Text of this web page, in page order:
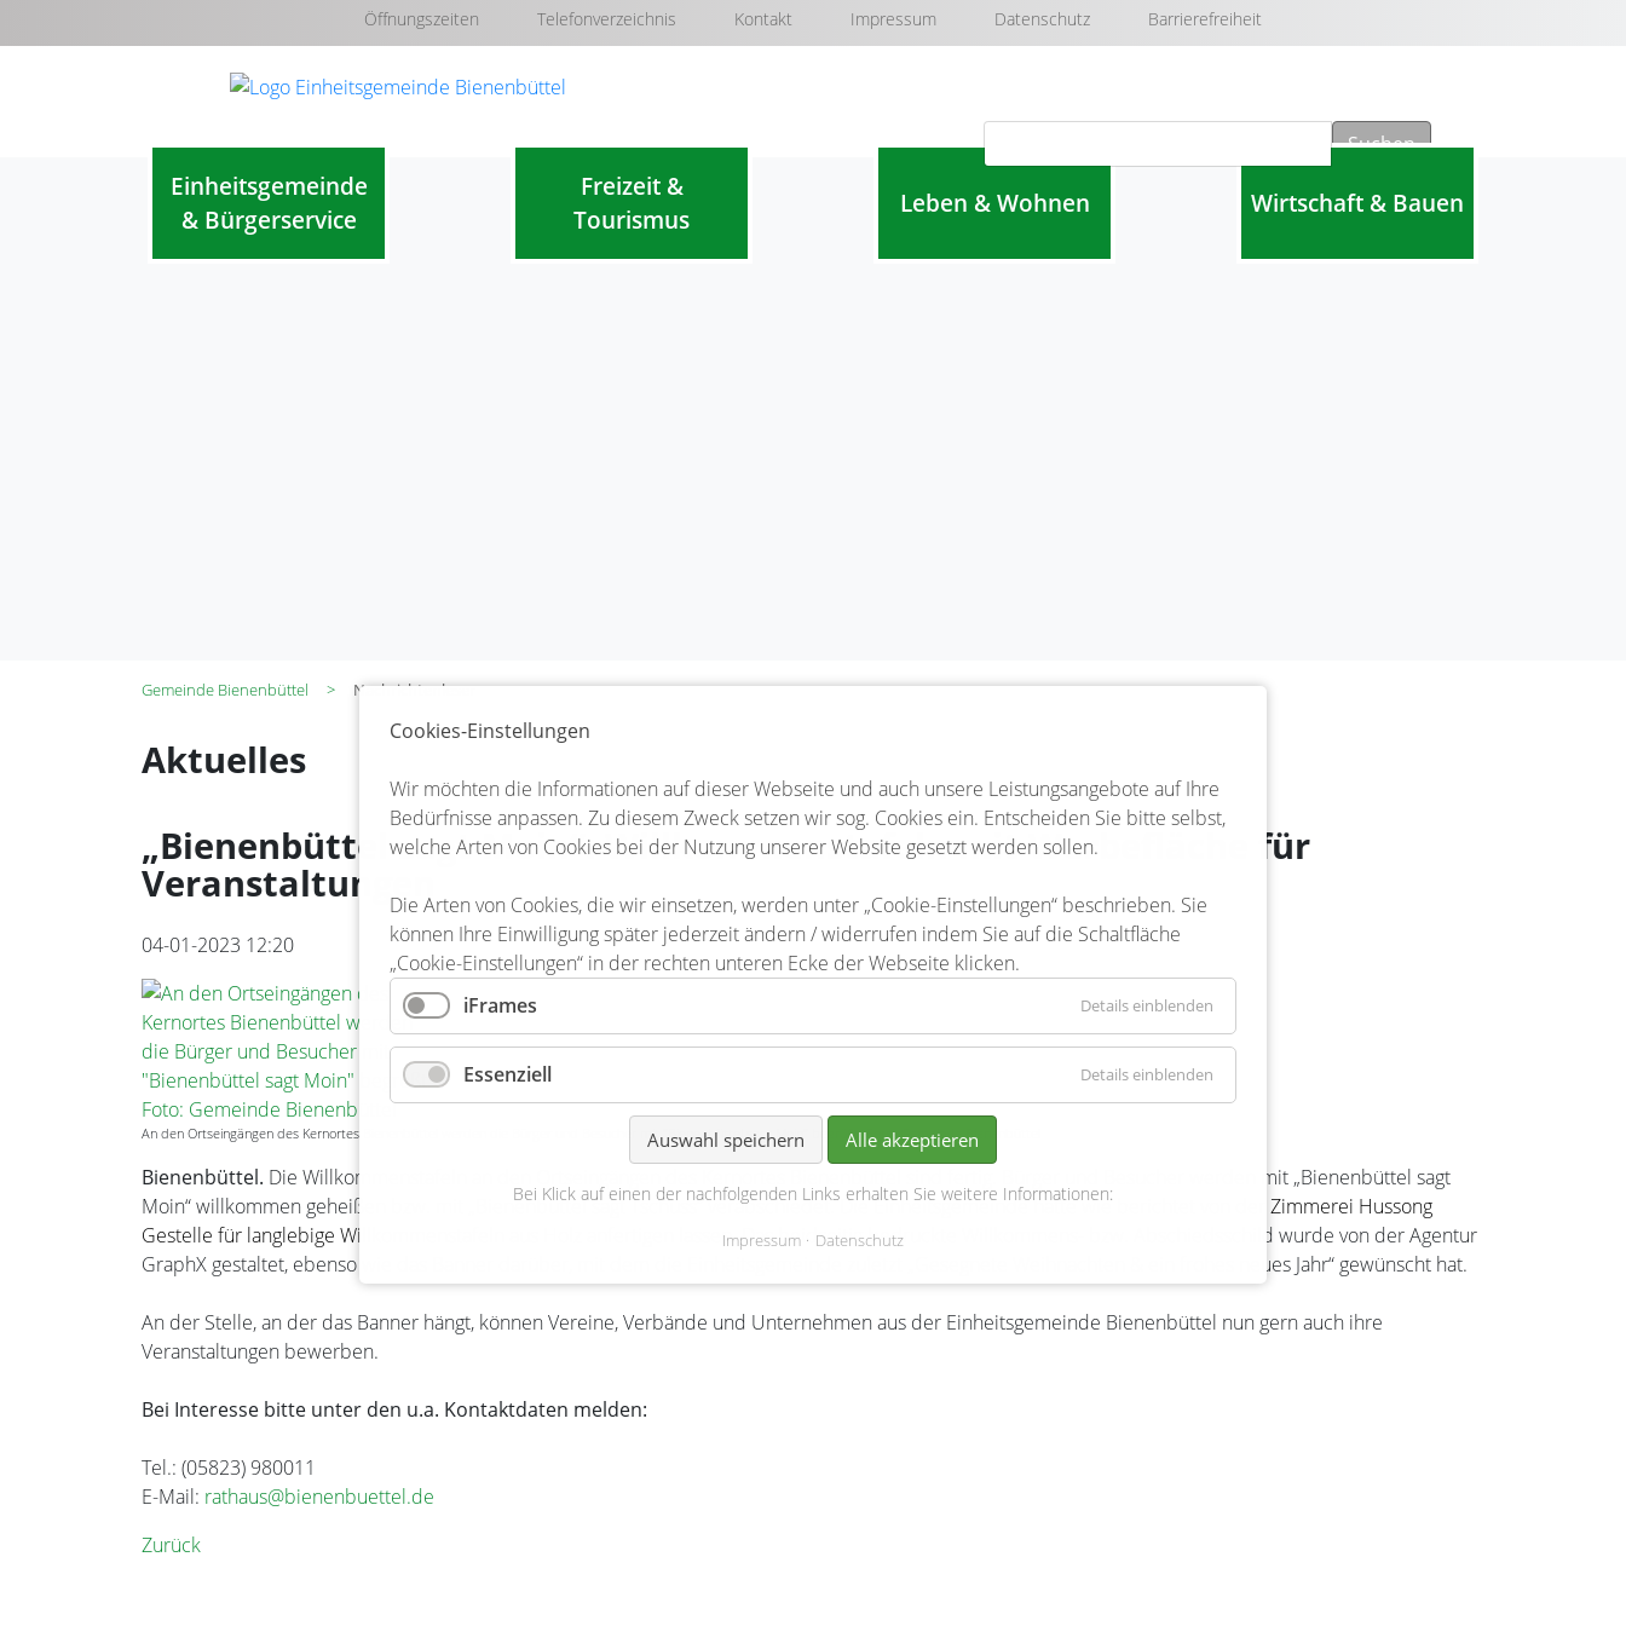
Öffnungszeiten Telefonverzeichnis Kontakt Impressum Datenschutz Barrierefreiheit
Suchen
Einheitsgemeinde
& Bürgerservice
Freizeit &
Tourismus
Leben & Wohnen Wirtschaft & Bauen
Gemeinde Bienenbüttel Nachrichtenleser
Aktuelles
„Bienenbüttel sagt Moin“: Willkommenstafeln mit Werbefläche für
Veranstaltungen
04-01-2023 12:20
An den Ortseingängen des Kernortes Bienenbüttel werden die Bürger und Besucher mit "Bienenbüttel sagt Moin" begrüßt. Foto: Gemeinde Bienenbüttel
Bienenbüttel. Die Willkommenstafeln an den Ortseingängen des Kernortes Bienenbüttel sind fertig. Bürger und Besucher werden mit „Bienenbüttel sagt
Moin“ willkommen geheißen bzw. mit „Bienenbüttel sagt Tschüss“ verabschiedet.Die Einheitsgemeinde hatte wie berichtet von der Zimmerei Hussong
Gestelle für langlebige Willkommenstafeln aus
Holz anfertigen lassen. Das beidseitig bedruckte Willkommens- bzw. Abschiedsschild wurde von der Agentur
GraphX gestaltet, ebenso wie das Banner darüber, mit dem die Einheitsgemeinde zuletzt „Gesegnete Weihnachten & ein frohes neues Jahr“ gewünscht hat.
An der Stelle, an der das Banner hängt, können Vereine, Verbände und Unternehmen aus der Einheitsgemeinde Bienenbüttel nun gern auch ihre
Veranstaltungen bewerben.
Bei Interesse bitte unter den u.a. Kontaktdaten melden:
Tel.: (05823) 980011
E-Mail: rathaus@bienenbuettel.de
Zurück
Cookies-Einstellungen
Wir möchten die Informationen auf dieser Webseite und auch unsere Leistungsangebote auf Ihre
Bedürfnisse anpassen. Zu diesem Zweck setzen wir sog. Cookies ein. Entscheiden Sie bitte selbst,
welche Arten von Cookies bei der Nutzung unserer Website gesetzt werden sollen.
Die Arten von Cookies, die wir einsetzen, werden unter „Cookie-Einstellungen“ beschrieben. Sie
können Ihre Einwilligung später jederzeit ändern / widerrufen indem Sie auf die Schaltfläche
„Cookie-Einstellungen“ in der rechten unteren Ecke der Webseite klicken.
iFrames
Details einblenden
Essenziell Details einblenden
Auswahl speichern Alle akzeptieren
Bei Klick auf einen der nachfolgenden Links erhalten Sie weitere Informationen:
Impressum Datenschutz